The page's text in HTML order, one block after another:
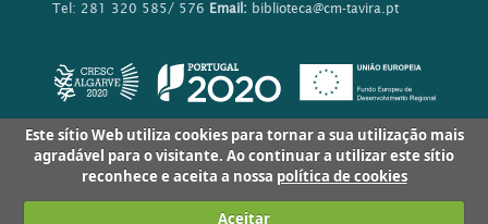
Tel: 281 320 585/ 576 Email: biblioteca@cm-tavira.pt
Este sítio Web utiliza cookies para tornar a sua utilização mais
agradável para o visitante. Ao continuar a utilizar este sítio
reconhece e aceita a nossa política de cookies
Aceitar